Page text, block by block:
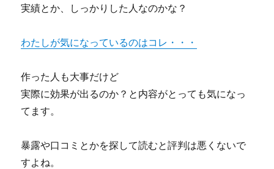
実績とか、しっかりした人なのかな？
わたしが気になっているのはコレ・・・
作った人も大事だけど
実際に効果が出るのか？と内容がとっても気になっ
てます。
暴露や口コミとかを探して読むと評判は悪くないで
すよね。